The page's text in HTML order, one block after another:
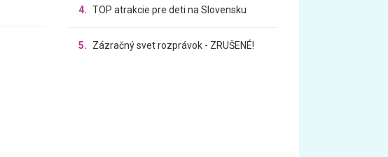
4. TOP atrakcie pre deti na Slovensku
5. Zázračný svet rozprávok - ZRUŠENÉ!